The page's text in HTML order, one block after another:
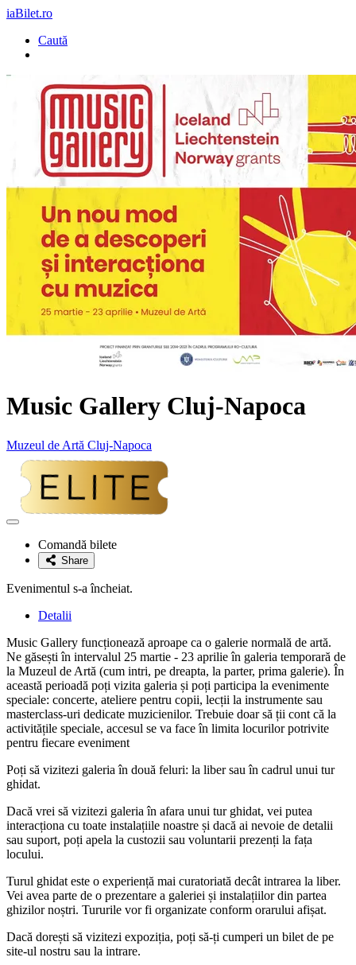
iaBilet.ro
Caută
Music Gallery Cluj-Napoca
Muzeul de Artă Cluj-Napoca
Adaugă
favoriteComandă bilete
Share
Evenimentul s-a încheiat.
Detalii
Music Gallery funcționează aproape ca o galerie normală de artă.
Ne găsești în intervalul 25 martie - 23 aprilie în galeria temporară de
la Muzeul de Artă (cum intri, pe dreapta, la parter, prima galerie). În
această perioadă poți vizita galeria și poți participa la evenimente
speciale: concerte, ateliere pentru copii, lecții la instrumente sau
masterclass-uri dedicate muzicienilor. Trebuie doar să ții cont că la
activitățile speciale, accesul se va face în limita locurilor potrivite
pentru fiecare eveniment
Poți să vizitezi galeria în două feluri: la liber sau în cadrul unui tur
ghidat.
Dacă vrei să vizitezi galeria în afara unui tur ghidat, vei putea
interacționa cu toate instalațiile noastre și dacă ai nevoie de detalii
sau suport, poți apela la custozii sau voluntarii prezenți la fața
locului.
Turul ghidat este o experiență mai curatoriată decât intrarea la liber.
Vei avea parte de o prezentare a galeriei și instalațiilor din partea
ghizilor noștri. Tururile vor fi organizate conform orarului afișat.
Dacă dorești să vizitezi expoziția, poți să-ți cumperi un bilet de pe
site-ul nostru sau la intrare.